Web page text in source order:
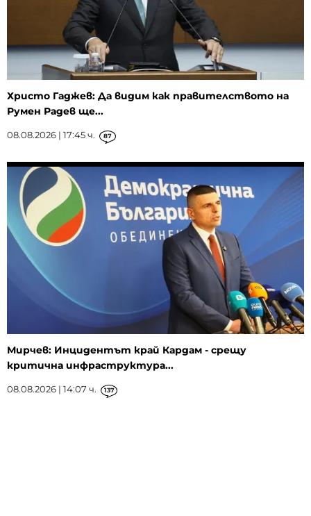
Христо Гаджев: Да видим как правителството на
Румен Радев ще...
08.08.2026 | 17:45 ч. 87
Мирчев: Инцидентът край Кардам - срещу
критична инфраструктура...
08.08.2026 | 14:07 ч. 137